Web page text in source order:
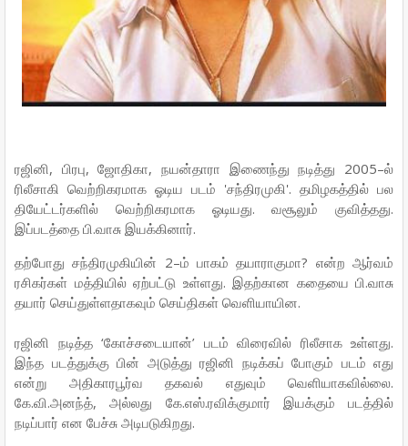
ரஜினி, பிரபு, ஜோதிகா, நயன்தாரா இணைந்து நடித்து 2005–ல்
ரிலீசாகி வெற்றிகரமாக ஓடிய படம் 'சந்திரமுகி'. தமிழகத்தில் பல
தியேட்டர்களில் வெற்றிகரமாக ஓடியது. வசூலும் குவித்தது.
இப்படத்தை பி.வாசு இயக்கினார்.
தற்போது சந்திரமுகியின் 2–ம் பாகம் தயாராகுமா? என்ற ஆர்வம்
ரசிகர்கள் மத்தியில் ஏற்பட்டு உள்ளது. இதற்கான கதையை பி.வாசு
தயார் செய்துள்ளதாகவும் செய்திகள் வெளியாயின.
ரஜினி நடித்த ‘கோச்சடையான்’ படம் விரைவில் ரிலீசாக உள்ளது.
இந்த படத்துக்கு பின் அடுத்து ரஜினி நடிக்கப் போகும் படம் எது
என்று அதிகாரபூர்வ தகவல் எதுவும் வெளியாகவில்லை.
கே.வி.அனந்த், அல்லது கே.எஸ்.ரவிக்குமார் இயக்கும் படத்தில்
நடிப்பார் என பேச்சு அடிபடுகிறது.